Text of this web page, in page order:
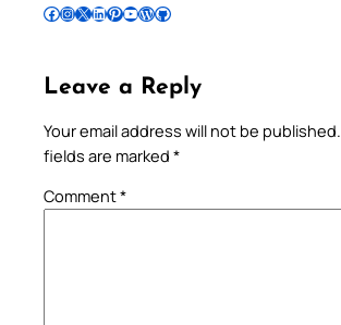
Follow Pradeep on Facebook Follow Pradeep on InstagramFollow Pradeep on X Follow Pradeep on LinkedIn Follow Pradeep on Pinterest Subscribe to Pradeep’s Youtube Channel Follow Pradeep on WordPress Follow Pradeep on GitHub
Leave a Reply
Your email address will not be published.
fields are marked *
Comment*